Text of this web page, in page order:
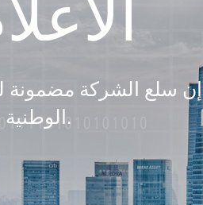
إن سلع الشركة مضمونة
الوطنية والصناعية ومصنع هذا المنتج.